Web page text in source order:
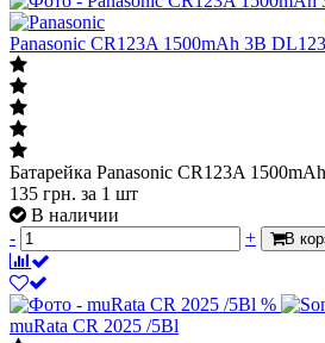
Panasonic CR123A 1500mAh 3В
Батарейка Panasonic CR123A
135 грн. за 1 шт
В наличии
-
+ В
%
muRata CR 2025 /5Bl